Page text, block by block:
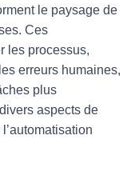
le paysage de
Ces
les processus,
erreurs humaines,
plus
aspects de